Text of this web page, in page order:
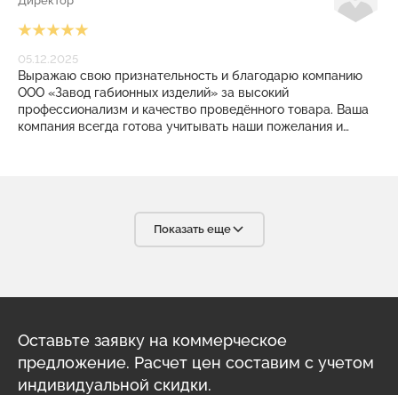
05.12.2025
Выражаю свою признательность и благодарю компанию
ООО «Завод габионных изделий» за высокий
профессионализм и качество проведённого товара. Ваша
компания всегда готова учитывать наши пожелания и
высококвалифицированного партнёра, что очень важно в
условиях современного бизнеса. С радостью будем
рекомендовать вашу компанию своим партнёрам.
Показать еще
Оставьте заявку на коммерческое
предложение. Расчет цен составим с учетом
индивидуальной скидки.